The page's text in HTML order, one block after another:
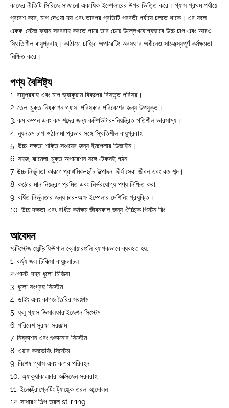
কাজের নীতিটি সিরিজে সাজানো একাধিক ইম্পেলারের উপর ভিত্তি করে। গ্যাস প্রথম পর্যায়ে
প্রবেশ করে, চাপ দেওয়া হয় এবং তারপর প্রতিটি পরবর্তী পর্যায়ে চলতে থাকে। এর ফলে
একক-স্টেজ ফ্যান সরবরাহ করতে পারে তার চেয়ে উল্লেখযোগ্যভাবে উচ্চ চাপ এবং আরও
স্থিতিশীল বায়ুপ্রবাহ। কাঠামো চাহিদা অপারেটিং অবস্থার অধীনেও সামঞ্জস্যপূর্ণ কর্মক্ষমতা
নিশ্চিত করে।
পণ্য বৈশিষ্ট্য
1. বায়ুপ্রবাহ এবং চাপ ভ্যাকুয়াম বিকল্পের বিস্তৃত পরিসর।
2. তেল-মুক্ত নিষ্কাশন গ্যাস, পরিষ্কার পরিবেশের জন্য উপযুক্ত।
3. কম কম্পন এবং কম শব্দের জন্য কম্পিউটার-নিয়ন্ত্রিত গতিশীল ভারসাম্য।
4. ন্যূনতম চাপ ওঠানামা প্রভাব সঙ্গে স্থিতিশীল বায়ুপ্রবাহ.
5. উচ্চ-দক্ষতা শক্তি সঞ্চয়ের জন্য ইমপেলার ডিজাইন।
6. সহজ, ঝামেলা-মুক্ত অপারেশন সঙ্গে টেকসই গঠন.
7. উচ্চ নির্ভুলতা কারণে প্রাথমিক-ছাঁচ উত্পাদন; দীর্ঘ সেবা জীবন এবং কম শব্দ।
8. কঠোর মান নিয়ন্ত্রণ প্রমিত এবং নির্ভরযোগ্য পণ্য নিশ্চিত করা.
9. বর্ধিত নির্ভুলতার জন্য চার-অক্ষ ইম্পেলার মেশিনিং প্রযুক্তি।
10. উচ্চ দক্ষতা এবং বর্ধিত কর্মক্ষম জীবনকাল জন্য ঐচ্ছিক পিস্টন রিং.
আবেদন
মাল্টিস্টেজ সেন্ট্রিফিউগাল ব্লোয়ারগুলি ব্যাপকভাবে ব্যবহৃত হয়:
1. বর্জ্য জল চিকিত্সা বায়ুচলাচল
2.পোস্ট-দহন ধুলো চিকিত্সা
3. ধুলো সংগ্রহ সিস্টেম
4. ডাইং এবং কাগজ তৈরির সরঞ্জাম
5. ফ্লু গ্যাস ডিসালফারাইজেশন সিস্টেম
6. পরিবেশ সুরক্ষা সরঞ্জাম
7. নিষ্কাশন এবং শুকানোর সিস্টেম
8. এয়ার কনভেয়িং সিস্টেম
9. বিশেষ গ্যাস এবং কণার পরিবহন
10. অ্যাকুয়াকালচার অক্সিজেন সরবরাহ
11. ইলেক্ট্রোপ্লেটিং ট্যাঙ্কে তরল আন্দোলন
12. সাধারণ শিল্প তরল stirring